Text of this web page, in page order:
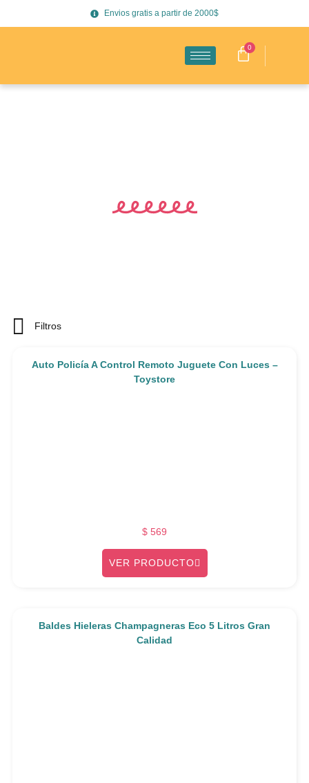
Envios gratis a partir de 2000$
0
Filtros
Auto Policía A Control Remoto Juguete Con Luces –
Toystore
$ 569
VER PRODUCTO
Baldes Hieleras Champagneras Eco 5 Litros Gran
Calidad